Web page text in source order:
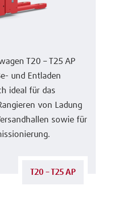
T20 – T25 AP
und Entladen
ideal für das
von Ladung
sowie für
T20 – T25 AP